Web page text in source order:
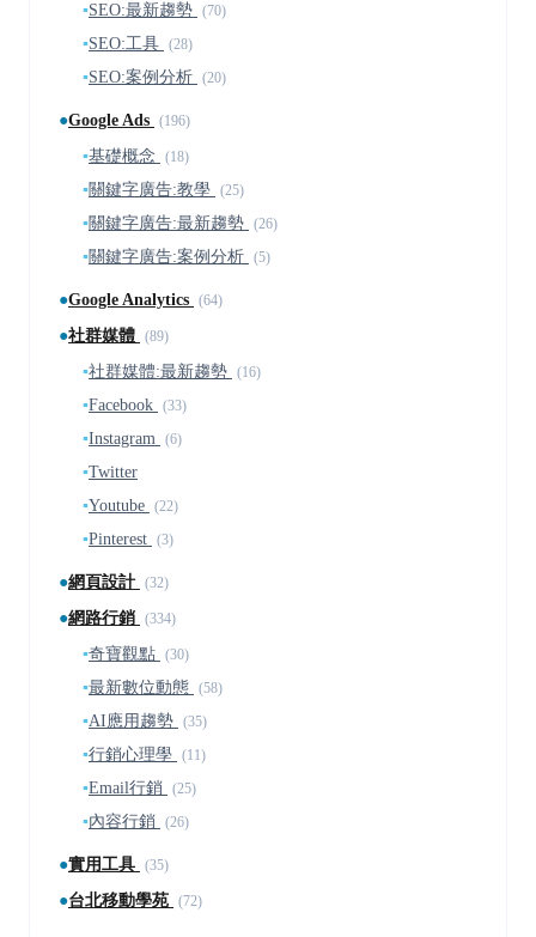
▪SEO:最新趨勢 (70)
▪SEO:工具 (28)
▪SEO:案例分析 (20)
●Google Ads (196)
▪基礎概念 (18)
▪關鍵字廣告:教學 (25)
▪關鍵字廣告:最新趨勢 (26)
▪關鍵字廣告:案例分析 (5)
●Google Analytics (64)
●社群媒體 (89)
▪社群媒體:最新趨勢 (16)
▪Facebook (33)
▪Instagram (6)
▪Twitter
▪Youtube (22)
▪Pinterest (3)
●網頁設計 (32)
●網路行銷 (334)
▪奇寶觀點 (30)
▪最新數位動態 (58)
▪AI應用趨勢 (35)
▪行銷心理學 (11)
▪Email行銷 (25)
▪內容行銷 (26)
●實用工具 (35)
●台北移動學苑 (72)